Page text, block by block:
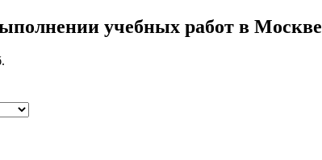
учебных работ в Москве